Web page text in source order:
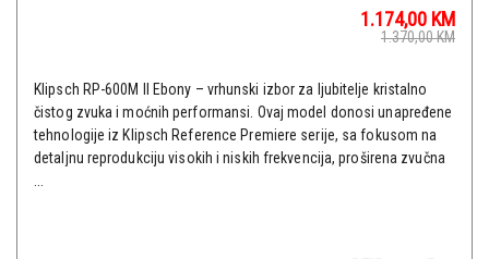
1.174,00 KM
1.370,00KM
Klipsch RP-600M II Ebony – vrhunski izbor za ljubitelje kristalno
čistog zvuka i moćnih performansi. Ovaj model donosi unapređene
tehnologije iz Klipsch Reference Premiere serije, sa fokusom na
detaljnu reprodukciju visokih i niskih frekvencija, proširena zvučna
...